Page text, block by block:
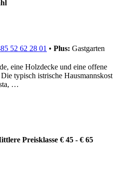
52 62 28 01 • Plus: Gastgarten
eine Holzdecke und eine offene
typisch istrische Hausmannskost
…